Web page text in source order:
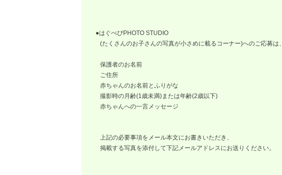
●はぐべびPHOTO STUDIO
(たくさんのお子さんの写真が小さめに載るコーナー)へのご応募は、
保護者のお名前
ご住所
赤ちゃんのお名前とふりがな
撮影時の月齢(1歳未満)または年齢(2歳以下)
赤ちゃんへの一言メッセージ
上記の必要事項をメール本文にお書きいただき、
掲載する写真を添付して下記メールアドレスにお送りください。